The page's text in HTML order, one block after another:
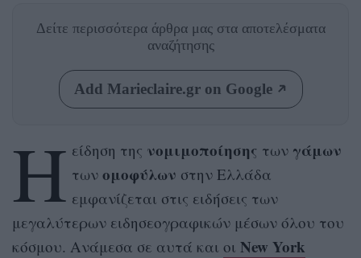
Δείτε περισσότερα άρθρα μας στα αποτελέσματα
αναζήτησης
Add Marieclaire.gr on Google
Η είδηση της νομιμοποίησης των γάμων
των ομοφύλων στην Ελλάδα
εμφανίζεται στις ειδήσεις των
μεγαλύτερων ειδησεογραφικών μέσων όλου του
κόσμου. Ανάμεσα σε αυτά και οι New York